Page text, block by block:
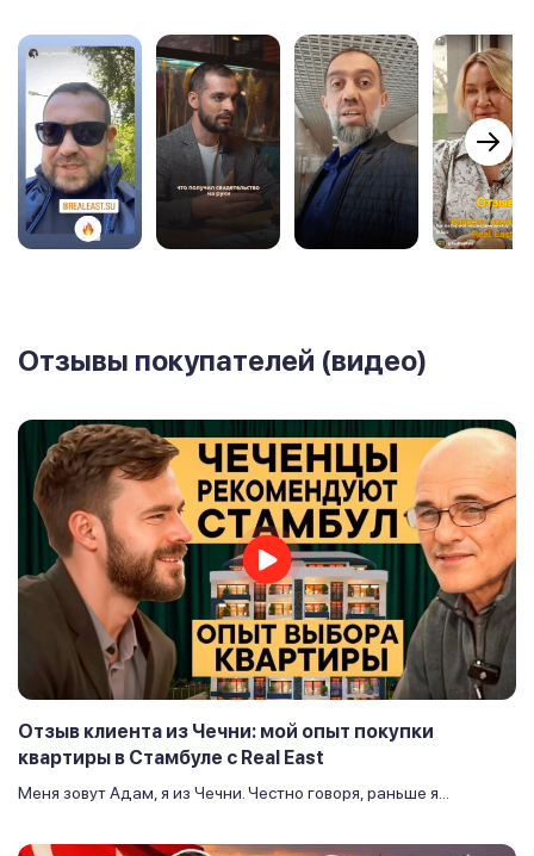
Отзывы покупателей (видео)
Отзыв клиента из Чечни: мой опыт покупки
квартиры в Стамбуле с Real East
Меня зовут Адам, я из Чечни. Честно говоря, раньше я...